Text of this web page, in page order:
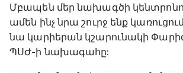
Մբապեն մեր նախագծի
ամեն ինչ նրա շուրջ ենք
նա կարիերան կշարունակի
ՊՍԺ-ի նախագահը: